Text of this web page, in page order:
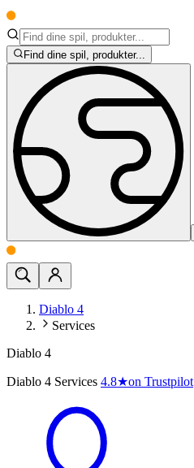
Find dine spil, produkter...
Diablo 4
Services
Diablo 4
Diablo 4 Services 4.8★on Trustpilot